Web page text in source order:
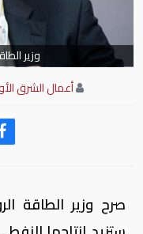
وزير
أعمال الشرق
صرح وزير الطاقة